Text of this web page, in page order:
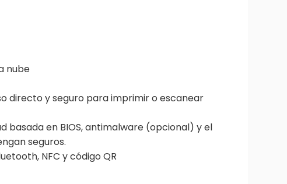
nube
directo y seguro para imprimir o escanear
basada en BIOS, antimalware (opcional) y el
seguros.
NFC y código QR